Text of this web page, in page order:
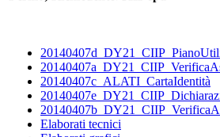
20140407c_ALATI_CartaIdentità
Elaborati tecnici